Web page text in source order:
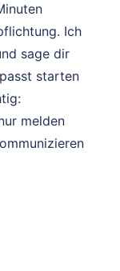
Ich
sage dir
starten
melden